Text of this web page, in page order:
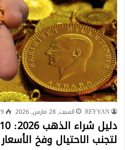
REYYAN السبت, 28 مارس, 2026 9
لتجنب الاحتيال وفخ الأسعار